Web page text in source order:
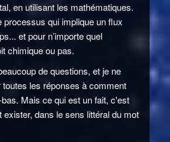
en utilisant les mathématiques.
processus qui implique un flux
et pour n’importe quel
chimique ou pas.
de questions, et je ne
les réponses à comment
Mais ce qui est un fait, c'est
exister, dans le sens littéral du mot